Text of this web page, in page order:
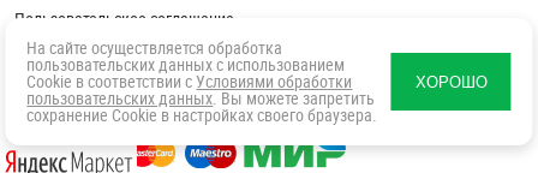
Пользовательское соглашение
Политика в отношении обработки персональных данных
Согласие посетителя сайта на обработку персональных данны
На сайте осуществляется обработка
пользовательских данных с использованием
Cookie в соответствии с Условиями обработки
пользовательских данных. Вы можете запретить
сохранение Cookie в настройках своего браузера.
ХОРОШО